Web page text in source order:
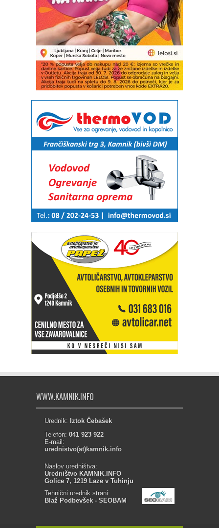
WWW.KAMNIK.INFO
Urednik: Iztok Čebašek
Telefon: 041 923 922
E-mail:
urednistvo(at)kamnik.info
Naslov uredništva:
Uredništvo KAMNIK.INFO
Golice 7, 1219 Laze v Tuhinju
Tehnični urednik strani:
Blaž Podbevšek - SEOBAM